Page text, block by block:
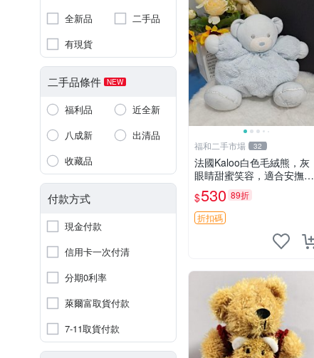
全新品
二手品
有現貨
二手品條件 NEW
福利品
近全新
八成新
出清品
收藏品
付款方式
現金付款
信用卡一次付清
分期0利率
萊爾富取貨付款
7-11取貨付款
福和二手市場 32
法國Kaloo白色毛絨熊，灰
眼睛甜蜜笑容，適合安撫逗
趣可愛，柔軟面料手感佳。
14 白色安撫熊 毛絨玩具 寶
寶逗樂具
$530 89折
折扣碼